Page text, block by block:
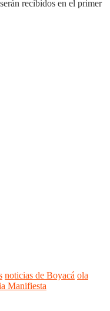
recibidos en el primer
noticias de Boyacá ola
Manifiesta